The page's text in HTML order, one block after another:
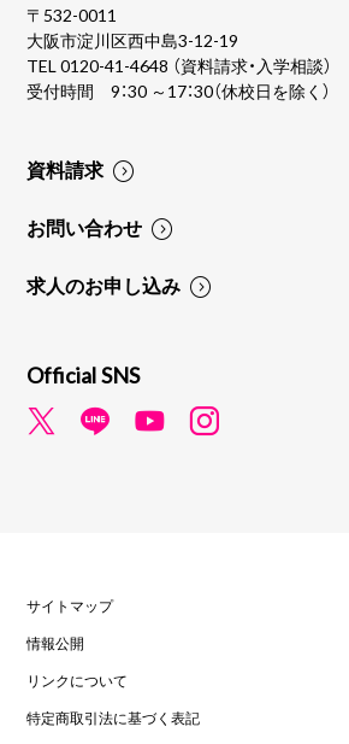
〒532-0011
大阪市淀川区西中島3-12-19
TEL0120-41-4648 （資料請求・入学相談）
受付時間 9：30 ～17：30（休校日を除く）
資料請求
お問い合わせ
求人のお申し込み
Official SNS
サイトマップ
情報公開
リンクについて
特定商取引法に基づく表記